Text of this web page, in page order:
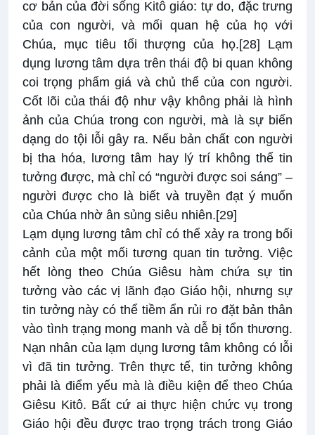
cơ bản của đời sống Kitô giáo: tự do, đặc trưng
của con người, và mối quan hệ của họ với
Chúa, mục tiêu tối thượng của họ.[28]
Lạm
dụng lương tâm dựa trên thái độ bi quan không
coi trọng phẩm giá và chủ thể của con người.
Cốt lõi của thái độ như vậy không phải là hình
ảnh của Chúa trong con người, mà là sự biến
dạng do tội lỗi gây ra. Nếu bản chất con người
bị tha hóa, lương tâm hay lý trí không thể tin
tưởng được, mà chỉ có “người được soi sáng” –
người được cho là biết và truyền đạt ý muốn
của Chúa nhờ ân sủng siêu nhiên.[29]
Lạm dụng lương tâm chỉ có thể xảy ra trong bối
cảnh của một mối tương quan tin tưởng. Việc
hết lòng theo Chúa Giêsu hàm chứa sự tin
tưởng vào các vị lãnh đạo Giáo hội, nhưng sự
tin tưởng này có thể tiềm ẩn rủi ro đặt bản thân
vào tình trạng mong manh và dễ bị tổn thương.
Nạn nhân của lạm dụng lương tâm không có lỗi
vì đã tin tưởng. Trên thực tế, tin tưởng không
phải là điểm yếu mà là điều kiện để theo Chúa
Giêsu Kitô. Bất cứ ai thực hiện chức vụ trong
Giáo hội đều được trao trọng trách trong Giáo